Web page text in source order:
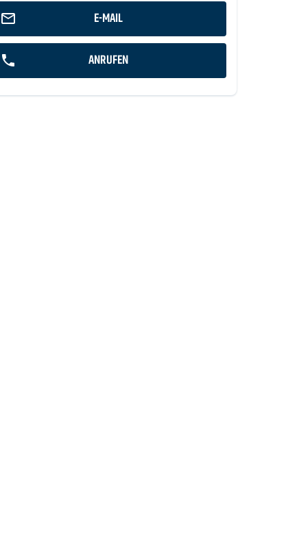
E-MAIL
ANRUFEN